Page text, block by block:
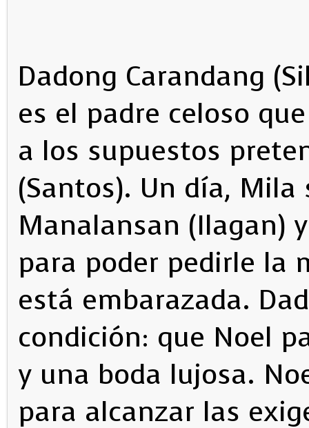
Dadong Carandang
es el padre celoso
a los supuestos
(Santos). Un día,
Manalansan (Ilagan)
para poder pedirle la
está embarazada.
condición: que Noel
y una boda lujosa.
para alcanzar las